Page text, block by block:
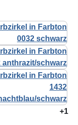
+1